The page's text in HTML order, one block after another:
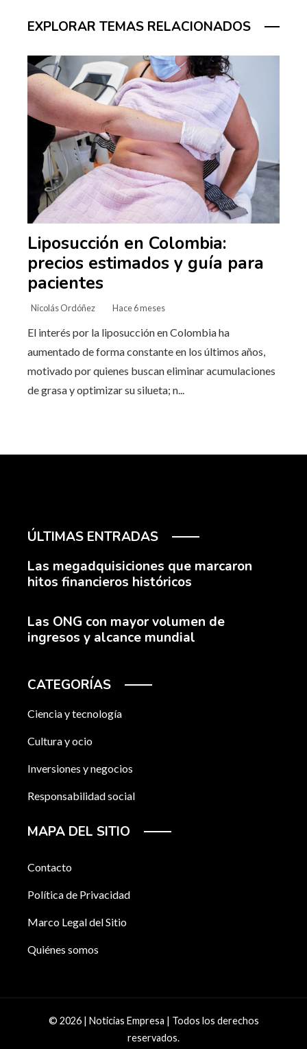
EXPLORAR TEMAS RELACIONADOS
Liposucción en Colombia:
precios estimados y guía para
pacientes
Nicolás Ordóñez Hace 6 meses
El interés por la liposucción en Colombia ha
aumentado de forma constante en los últimos años,
motivado por quienes buscan eliminar acumulaciones
de grasa y optimizar su silueta; n...
ÚLTIMAS ENTRADAS
Las megadquisiciones que marcaron
hitos financieros históricos
Las ONG con mayor volumen de
ingresos y alcance mundial
CATEGORÍAS
Ciencia y tecnología
Cultura y ocio
Inversiones y negocios
Responsabilidad social
MAPA DEL SITIO
Contacto
Política de Privacidad
Marco Legal del Sitio
Quiénes somos
© 2026 | Noticias Empresa | Todos los derechos
reservados.